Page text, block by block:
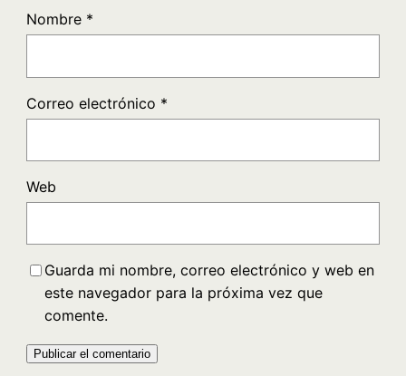
Nombre *
Correo electrónico *
Web
Guarda mi nombre, correo electrónico y web en
este navegador para la próxima vez que
comente.